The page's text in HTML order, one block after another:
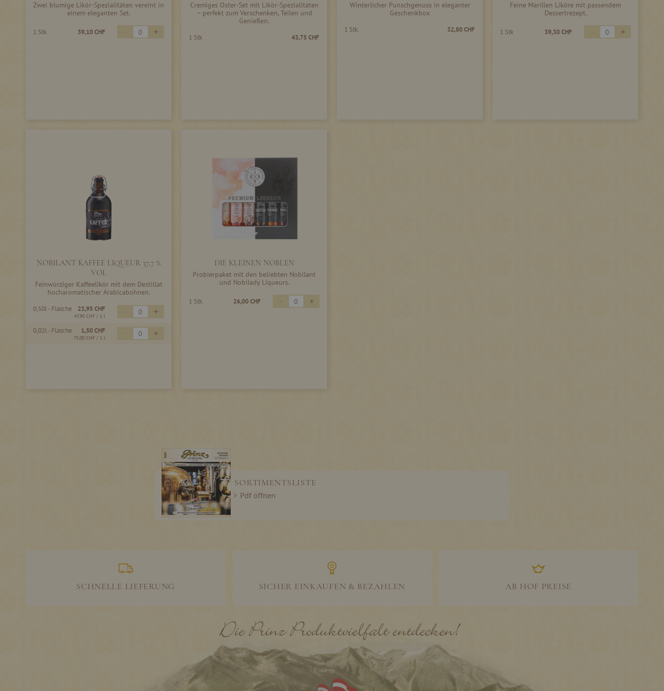
Zwei blumige Likör-Spezialitäten vereint in
einem eleganten Set.
1 Stk 39,10 CHF - +
Cremiges Oster-Set mit Likör-Spezialitäten
– perfekt zum Verschenken, Teilen und
Genießen.
1 Stk 43,75 CHF
Winterlicher Punschgenuss in eleganter
Geschenkbox
1 Stk. 32,80 CHF
Feine Marillen Liköre mit passendem
Dessertrezept.
1 Stk 39,30 CHF - +
NOBILANT KAFFEE LIQUEUR 37,7 %
VOL
Feinwürziger Kaffeelikör mit dem Destillat
hocharomatischer Arabicabohnen.
0,50l - Flasche 23,95 CHF
47,90 CHF / 1 l - +
0,02l - Flasche 1,50 CHF
75,00 CHF / 1 l - +
DIE KLEINEN NOBLEN
Probierpaket mit den beliebten Nobilant
und Nobilady Liqueurs.
1 Stk. 26,00 CHF - +
SORTIMENTSLISTE
Pdf öffnen
SCHNELLE LIEFERUNG SICHER EINKAUFEN & BEZAHLEN AB HOF PREISE